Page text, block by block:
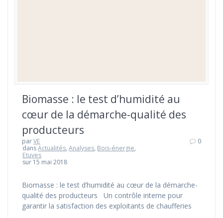
Biomasse : le test d’humidité au
cœur de la démarche-qualité des
producteurs
parVE
dansActualités,Analyses, Bois-énergie,
Etuves
sur 15 mai 2018
0
Biomasse : le test d’humidité au cœur de la démarche-
qualité des producteurs Un contrôle interne pour
garantir la satisfaction des exploitants de chaufferies